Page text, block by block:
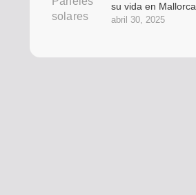
su vida en Mallorca
abril 30, 2025